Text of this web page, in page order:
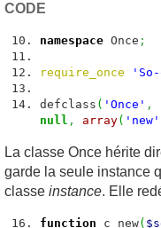
CODE
namespace Once ;
require_once
defclass ( 'Once' ,
null , array( 'new'
La classe Once hérite
garde la seule instance
classe instance. Elle
function c_new(